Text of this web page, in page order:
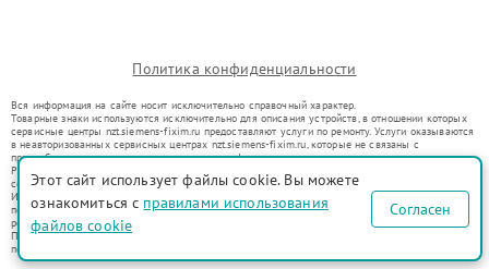
Политика конфиденциальности
Вся информация на сайте носит исключительно справочный характер.
Товарные знаки используются исключительно для описания устройств, в отношении которых
сервисные центры nzt.siemens-fixim.ru предоставляют услуги по ремонту. Услуги оказываются
в неавторизованных сервисных центрах nzt.siemens-fixim.ru, которые не связаны с
правообладателями товарных знаков или их официальными представителями.
Ремонт осуществляется для устройств, уже введенных в гражданский оборот в соответствии
со статьей 1487 ГК РФ.
Использование товарных знаков не преследует цели индивидуализации услуг или введения
потребителей в заблуждение, а служит для информирования о предоставляемых услугах по
ремонту техники указанных брендов.
Представленная на сайте информация не является публичной офертой, определяемой
положениями Статьи 437(2) Гражданского кодекса РФ
Этот сайт использует файлы cookie. Вы можете
ознакомиться с правилами использования
файлов cookie
Согласен